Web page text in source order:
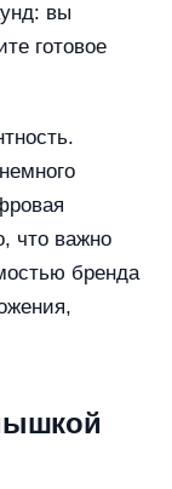
вы
готовое
что важно
бренда